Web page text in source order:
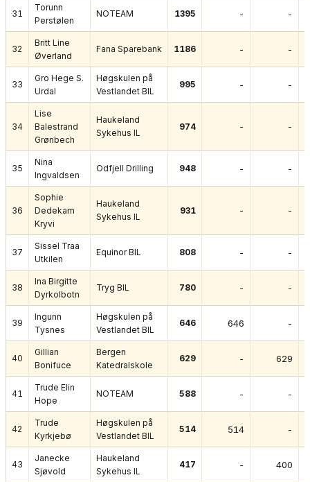
31
Torunn
Perstølen
NOTEAM 1395 - -
32
Britt Line
Øverland
Fana Sparebank 1186 - -
33
Gro Hege S.
Urdal
Høgskulen på
Vestlandet BIL
995 - -
34
Lise
Balestrand
Grønbech
Haukeland
Sykehus IL
974 - -
35
Nina
Ingvaldsen
Odfjell Drilling 948 - -
36
Sophie
Dedekam
Kryvi
Haukeland
Sykehus IL
931 - -
37
Sissel Traa
Utkilen
Equinor BIL 808 - -
38
Ina Birgitte
Dyrkolbotn
Tryg BIL 780 - -
39
Ingunn
Tysnes
Høgskulen på
Vestlandet BIL
646 646 -
40
Gillian
Bonifuce
Bergen
Katedralskole
629 - 629
41
Trude Elin
Hope
NOTEAM 588 - -
42
Trude
Kyrkjebø
Høgskulen på
Vestlandet BIL
514 514 -
43
Janecke
Sjøvold
Haukeland
Sykehus IL
417 - 400